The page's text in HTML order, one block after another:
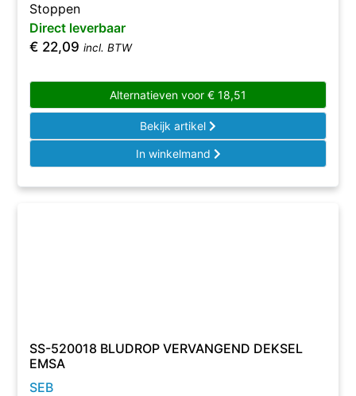
Stoppen
Direct leverbaar
€ 22,09 incl. BTW
Alternatieven voor € 18,51
Bekijk artikel
In winkelmand
SS-520018 BLUDROP VERVANGEND DEKSEL
EMSA
SEB